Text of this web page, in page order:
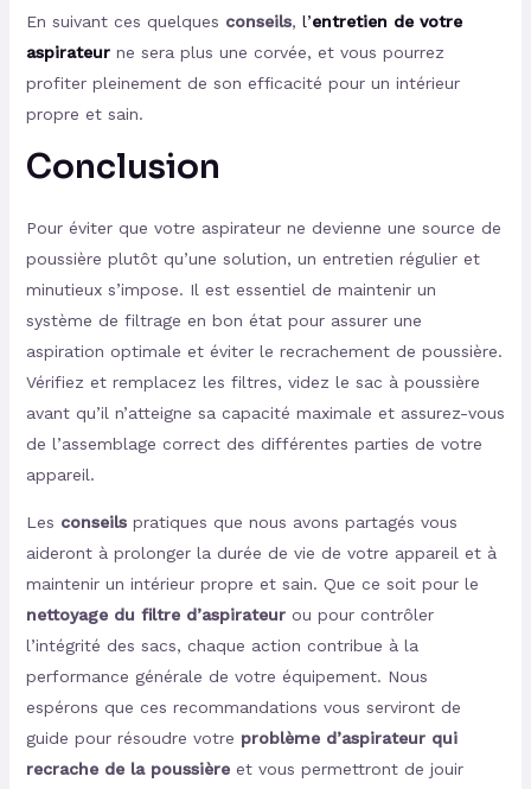
En suivant ces quelques conseils, l’entretien de votre
aspirateurne sera plus une corvée, et vous pourrez
profiter pleinement de son efficacité pour un intérieur
propre et sain.
Conclusion
Pour éviter que votre aspirateur ne devienne une source de
poussière plutôt qu’une solution, un entretien régulier et
minutieux s’impose. Il est essentiel de maintenir un
système de filtrage en bon état pour assurer une
aspiration optimale et éviter le recrachement de poussière.
Vérifiez et remplacez les filtres, videz le sac à poussière
avant qu’il n’atteigne sa capacité maximale et assurez-vous
de l’assemblage correct des différentes parties de votre
appareil.
Les conseils pratiques que nous avons partagés vous
aideront à prolonger la durée de vie de votre appareil et à
maintenir un intérieur propre et sain. Que ce soit pour le
nettoyage du filtre d’aspirateurou pour contrôler
l’intégrité des sacs, chaque action contribue à la
performance générale de votre équipement. Nous
espérons que ces recommandations vous serviront de
guide pour résoudre votre problème d’aspirateur qui
recrache de la poussièreet vous permettront de jouir